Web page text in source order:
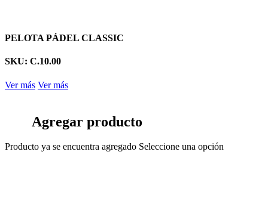
PELOTA PÁDEL CLASSIC
SKU: C.10.00
Ver más Ver más
Agregar producto
Producto ya se encuentra agregado Seleccione una opción